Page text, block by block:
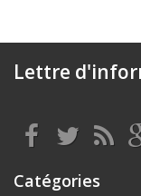
Lettre
Catégories